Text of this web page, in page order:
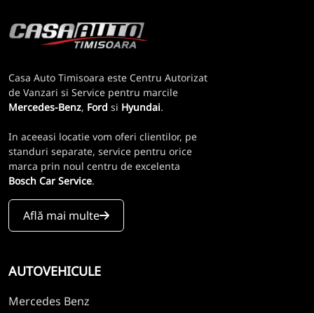
Casa Auto Timisoara este Centru Autorizat
de Vanzari si Service pentru marcile
Mercedes-Benz, Ford si Hyundai.
In aceeasi locatie vom oferi clientilor, pe
standuri separate, service pentru orice
marca prin noul centru de excelenta
Bosch Car Service.
Află mai multe
AUTOVEHICULE
Mercedes Benz